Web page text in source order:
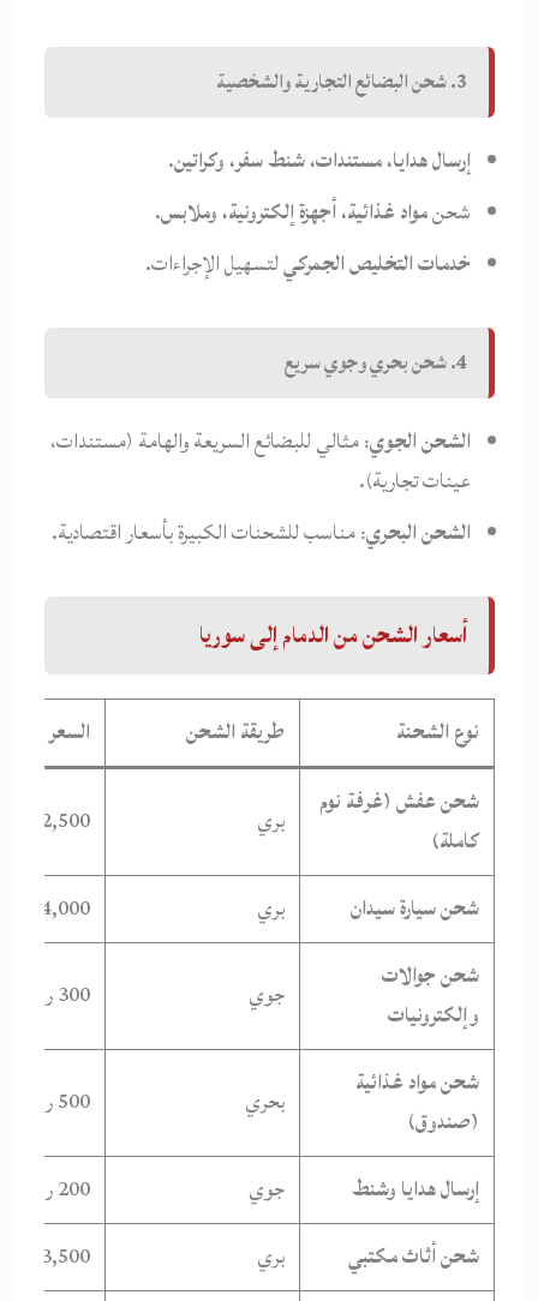
3. شحن البضائع التجارية والشخصية
إرسال هدايا، مستندات، شنط سفر، وكراتين.
شحنمواد غذائية، أجهزة إلكترونية، وملابس.
خدمات التخليص الجمركيلتسهيل الإجراءات.
4. شحن بحري وجوي سريع
الشحن الجوي: مثالي للبضائع السريعة والهامة (مستندات،
عينات تجارية).
الشحن البحري: مناسب للشحنات الكبيرة بأسعار اقتصادية.
أسعار الشحن من الدمام إلى سوريا
نوع الشحنة طريقة الشحن
السعر
شحن عفش (غرفة نوم
كاملة)
بري 2,500 ر.س
شحن سيارة سيدان بري
4,000 ر.س
شحن جوالات
وإلكترونيات
جوي 300 ر.س
شحن مواد غذائية
(صندوق)
بحري 500 ر.س
إرسال هدايا وشنط جوي
200 ر.س
شحن أثاث مكتبي
بري
3,500 ر.س